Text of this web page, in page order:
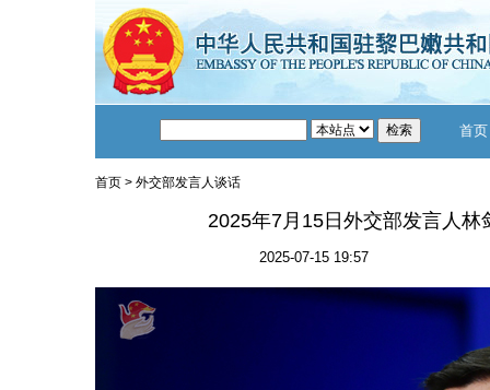
首页
首页> 外交部发言人谈话
2025年7月15日外交部发言人林
2025-07-15 19:57